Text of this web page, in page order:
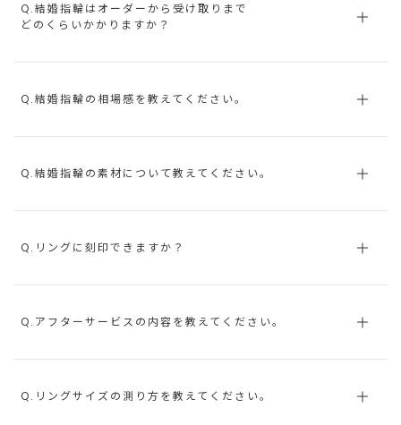
Q.結婚指輪はオーダーから受け取りまで
どのくらいかかりますか？
Q.結婚指輪の相場感を教えてください。
Q.結婚指輪の素材について教えてください。
Q.リングに刻印できますか？
Q.アフターサービスの内容を教えてください。
Q.リングサイズの測り方を教えてください。